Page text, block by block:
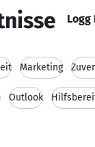
Logg
Marketing
Outlook